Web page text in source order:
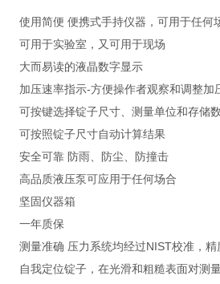
使用简便 便携式手持仪器，可用于任何
可用于实验室，又可用于现场
大而易读的液晶数字显示
加压速率指示-方便操作者观察和调整加
可按键选择锭子尺寸、测量单位和存储
可按照锭子尺寸自动计算结果
安全可靠 防雨、防尘、防撞击
高品质液压泵可应用于任何场合
坚固仪器箱
一年质保
测量准确 压力系统均经过NIST校准，
自我定位锭子，在光滑和粗糙表面对测